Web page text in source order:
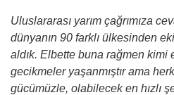
Uluslararası yarım çağrımıza
dünyanın 90 farklı ülkesinden
aldık. Elbette buna rağmen kimi
gecikmeler yaşanmıştır ama
gücümüzle, olabilecek en hızlı